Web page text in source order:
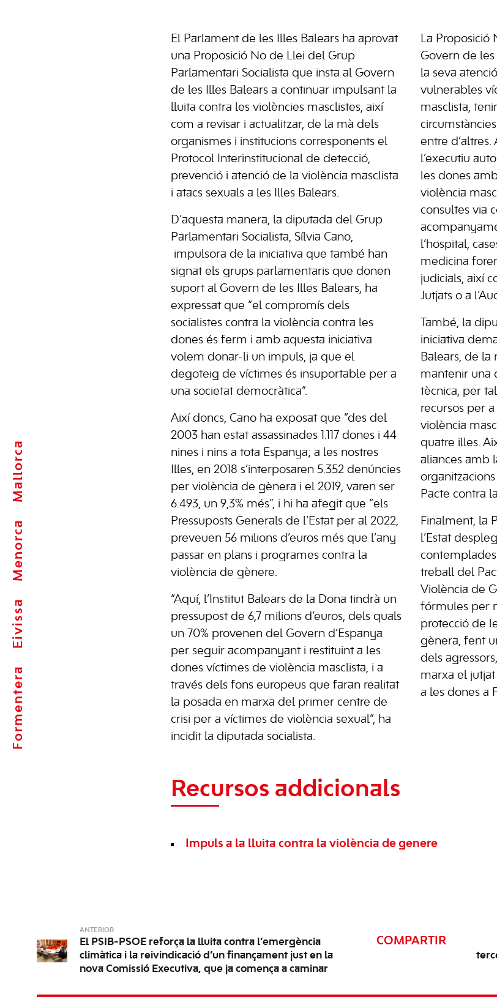
Formentera
Eivissa
Menorca
Mallorca
El Parlament de les Illes Balears ha aprovat
una Proposició No de Llei del Grup
Parlamentari Socialista que insta al Govern
de les Illes Balears a continuar impulsant la
lluita contra les violències masclistes, així
com a revisar i actualitzar, de la mà dels
organismes i institucions corresponents el
Protocol Interinstitucional de detecció,
prevenció i atenció de la violència masclista
i atacs sexuals a les Illes Balears.
D’aquesta manera, la diputada del Grup
Parlamentari Socialista, Sílvia Cano,
impulsora de la iniciativa que també han
signat els grups parlamentaris que donen
suport al Govern de les Illes Balears, ha
expressat que “el compromís dels
socialistes contra la violència contra les
dones és ferm i amb aquesta iniciativa
volem donar-li un impuls, ja que el
degoteig de víctimes és insuportable per a
una societat democràtica”.
Així doncs, Cano ha exposat que “des del
2003 han estat assassinades 1.117 dones i 44
nines i nins a tota Espanya; a les nostres
Illes, en 2018 s’interposaren 5.352 denúncies
per violència de gènera i el 2019, varen ser
6.493, un 9,3% més”, i hi ha afegit que “els
Pressuposts Generals de l’Estat per al 2022,
preveuen 56 milions d’euros més que l’any
passar en plans i programes contra la
violència de gènere.
“Aquí, l’Institut Balears de la Dona tindrà un
pressupost de 6,7 milions d’euros, dels quals
un 70% provenen del Govern d’Espanya
per seguir acompanyant i restituint a les
dones víctimes de violència masclista, i a
través dels fons europeus que faran realitat
la posada en marxa del primer centre de
crisi per a víctimes de violència sexual”, ha
incidit la diputada socialista.
La Proposició
Govern de les
la seva
vulnerables
masclista,
entre d’altres.
l’executiu
les dones
violència
consultes via
l’hospital,
medicina
judicials, així
Jutjats o a
També, la
iniciativa
Balears, de la
mantenir una
tècnica, per
recursos per
violència
quatre illes.
aliances amb
Pacte contra
Finalment, la
l’Estat
treball del
Violència de
fórmules per
protecció de
gènera, fent
dels
marxa el
a les dones a
Recursos addicionals
Impuls a la lluita contra la violència de genere
ANTERIOR
El PSIB-PSOE reforça la lluita contra l’emergència
climàtica i la reivindicació d’un finançament just en la
nova Comissió Executiva, que ja comença a caminar
COMPARTIR